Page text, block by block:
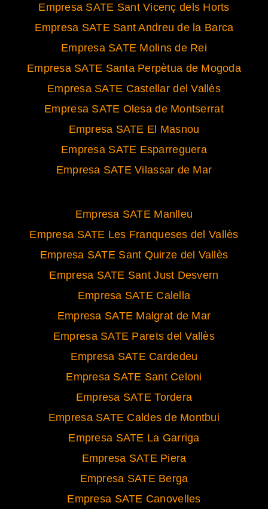
Empresa SATE Sant Vicenç dels Horts
Empresa SATE Sant Andreu de la Barca
Empresa SATE Molins de Rei
Empresa SATE Santa Perpètua de Mogoda
Empresa SATE Castellar del Vallès
Empresa SATE Olesa de Montserrat
Empresa SATE El Masnou
Empresa SATE Esparreguera
Empresa SATE Vilassar de Mar
Empresa SATE Manlleu
Empresa SATE Les Franqueses del Vallès
Empresa SATE Sant Quirze del Vallès
Empresa SATE Sant Just Desvern
Empresa SATE Calella
Empresa SATE Malgrat de Mar
Empresa SATE Parets del Vallès
Empresa SATE Cardedeu
Empresa SATE Sant Celoni
Empresa SATE Tordera
Empresa SATE Caldes de Montbui
Empresa SATE La Garriga
Empresa SATE Piera
Empresa SATE Berga
Empresa SATE Canovelles